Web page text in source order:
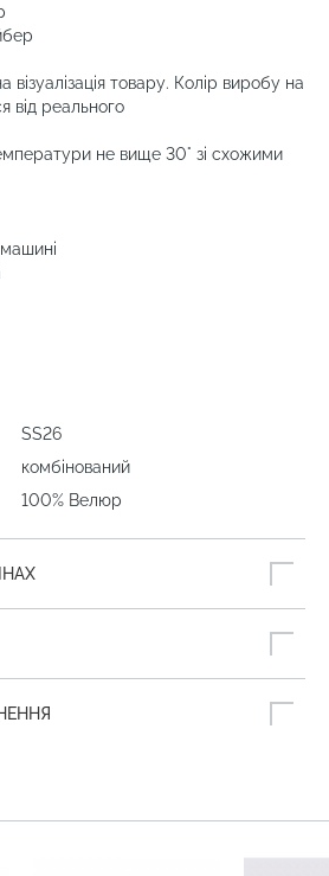
візуалізація товару. Колір виробу на
від реального
не вище 30° зі схожими
SS26
комбінований
100% Велюр